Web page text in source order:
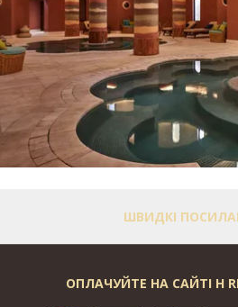
ШВИДКІ
ОПЛАЧУЙТЕ НА САЙТІ H